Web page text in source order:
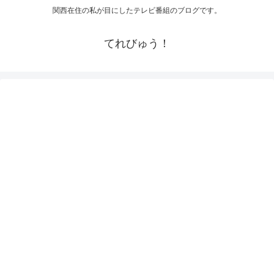
関西在住の私が目にしたテレビ番組のブログです。
てれびゅう！